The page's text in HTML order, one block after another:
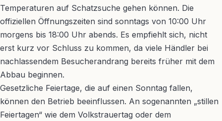
Temperaturen auf Schatzsuche gehen können. Die
offiziellen Öffnungszeiten sind sonntags von 10:00 Uhr
morgens bis 18:00 Uhr abends. Es empfiehlt sich, nicht
erst kurz vor Schluss zu kommen, da viele Händler bei
nachlassendem Besucherandrang bereits früher mit dem
Abbau beginnen.
Gesetzliche Feiertage, die auf einen Sonntag fallen,
können den Betrieb beeinflussen. An sogenannten „stillen
Feiertagen“ wie dem Volkstrauertag oder dem